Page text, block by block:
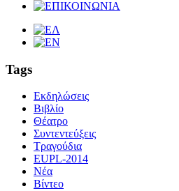
Tags
Εκδηλώσεις
Βιβλίο
Θέατρο
Συντεντεύξεις
Τραγούδια
EUPL-2014
Νέα
Βίντεο